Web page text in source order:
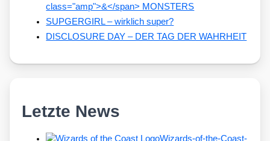
class="amp">&</span> MONSTERS
SUPGERGIRL – wirklich super?
DISCLOSURE DAY – DER TAG DER WAHRHEIT
Letzte News
Wizards-of-the-Coast-